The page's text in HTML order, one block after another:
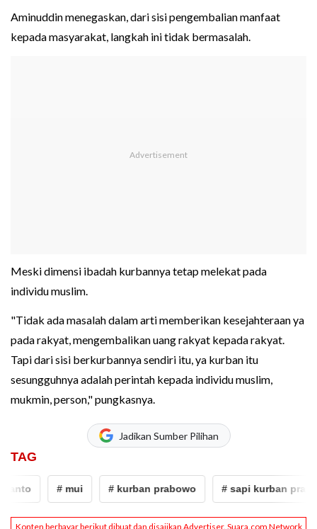
Aminuddin menegaskan, dari sisi pengembalian manfaat
kepada masyarakat, langkah ini tidak bermasalah.
Meski dimensi ibadah kurbannya tetap melekat pada
individu muslim.
"Tidak ada masalah dalam arti memberikan kesejahteraan ya
pada rakyat, mengembalikan uang rakyat kepada rakyat.
Tapi dari sisi berkurbannya sendiri itu, ya kurban itu
sesungguhnya adalah perintah kepada individu muslim,
mukmin, person," pungkasnya.
Jadikan Sumber Pilihan
TAG
# mui # kurban prabowo # sapi kurban